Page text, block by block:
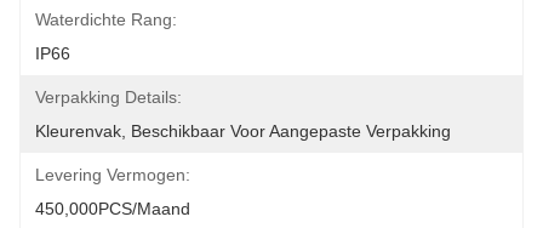
Waterdichte Rang:
IP66
Verpakking Details:
Kleurenvak, Beschikbaar Voor Aangepaste Verpakking
Levering Vermogen:
450,000PCS/Maand